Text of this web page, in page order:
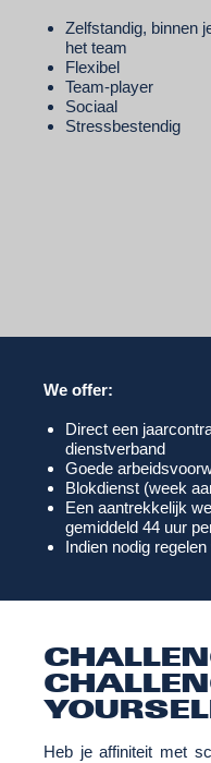
Zelfstandig, binnen
het team
Flexibel
Team-player
Sociaal
Stressbestendig
We offer:
Direct een
dienstverband
Goede
Blokdienst (week
Een aantrekkelijk
gemiddeld 44 uur
Indien nodig
Heb je affiniteit met